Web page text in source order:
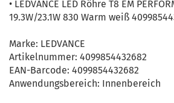
• LEDVANCE LED Röhre T8 EM
19.3W/23.1W 830 Warm weiß
Marke: LEDVANCE
Artikelnummer: 4099854432682
EAN-Barcode: 4099854432682
Anwendungsbereich: Innenbereich